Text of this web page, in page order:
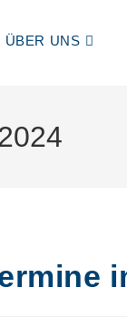
ÜBER UNS